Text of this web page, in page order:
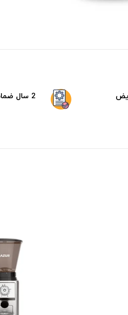
2 سال ضمانت تعمیر